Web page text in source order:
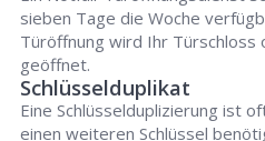
sieben Tage die Woche
Türöffnung wird Ihr Türschloss
geöffnet.
Schlüsselduplikat
Eine Schlüsselduplizierung ist
einen weiteren Schlüssel